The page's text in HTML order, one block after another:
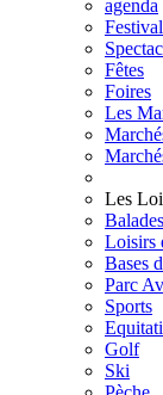
agenda
Fêtes
Foires
Les
Les
Balades
Loisirs
Bases
Parc
Sports
Golf
Ski